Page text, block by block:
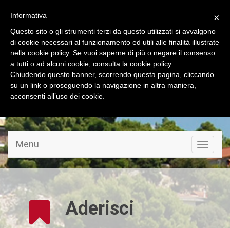
Menu
Aderisci
×
Informativa
Questo sito o gli strumenti terzi da questo utilizzati si avvalgono
di cookie necessari al funzionamento ed utili alle finalità illustrate
nella cookie policy. Se vuoi saperne di più o negare il consenso
a tutti o ad alcuni cookie, consulta la cookie policy.
Chiudendo questo banner, scorrendo questa pagina, cliccando
su un link o proseguendo la navigazione in altra maniera,
acconsenti all’uso dei cookie.